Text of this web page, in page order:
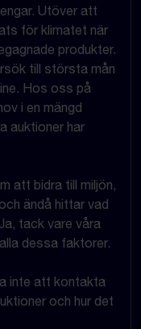
Utöver att
för klimatet när
produkter.
till största mån
Hos oss på
i en mängd
auktioner har
att bidra till miljön,
ändå hittar vad
tack vare våra
dessa faktorer.
inte att kontakta
och hur det